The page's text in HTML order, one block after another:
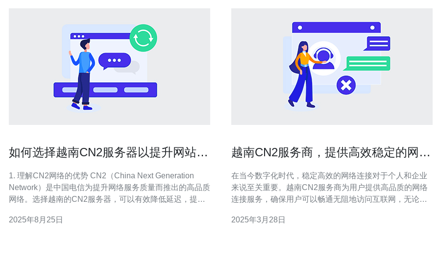
如何选择越南CN2服务器以提升网站速
1. 理解CN2网络的优势 CN2（China Next Generation
Network）是中国电信为提升网络服务质量而推出的高品质
网络。选择越南的CN2服务器，可以有效降低延迟，提高
步。 选择CN2服务器可以减少丢包率，提升用户体验。特
2025年8月25日
越南CN2服务商，提供高效稳定的网络
在当今数字化时代，稳定高效的网络连接对于个人和企业
来说至关重要。越南CN2服务商为用户提供高品质的网络
连接服务，确保用户可以畅通无阻地访问互联网，无论是
CN2服务商是一家专门提供网络连接服务的公司。CN2代
2025年3月28日